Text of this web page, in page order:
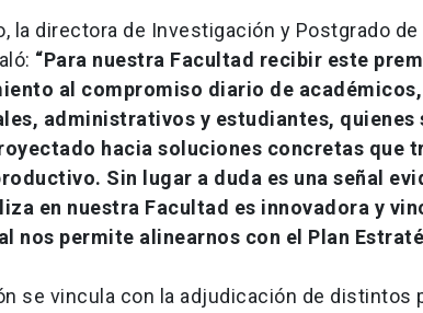
la directora de Investigación y Postgrado de
“Para nuestra Facultad recibir este
al compromiso diario de
administrativos y estudiantes, quienes
hacia soluciones concretas que
Sin lugar a duda es una señal
en nuestra Facultad es innovadora y
nos permite alinearnos con el Plan
se vincula con la adjudicación de distintos